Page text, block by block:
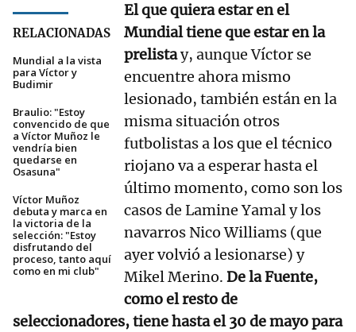
RELACIONADAS
Mundial a la vista
para Víctor y
Budimir
Braulio: "Estoy
convencido de que
a Víctor Muñoz le
vendría bien
quedarse en
Osasuna"
Víctor Muñoz
debuta y marca en
la victoria de la
selección: "Estoy
disfrutando del
proceso, tanto aquí
como en mi club"
El que quiera estar en el
Mundial tiene que estar en la
prelistay, aunque Víctor se
encuentre ahora mismo
lesionado, también están en la
misma situación otros
futbolistas a los que el técnico
riojano va a esperar hasta el
último momento, como son los
casos de Lamine Yamal y los
navarros Nico Williams (que
ayer volvió a lesionarse) y
Mikel Merino. De la Fuente,
como el resto de
seleccionadores, tiene hasta el 30 de mayo para